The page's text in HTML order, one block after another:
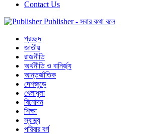
Contact Us
Publisher - সবার কথা বলে
প্রচ্ছদ
জাতীয়
রাজনীতি
অর্থনীতি ও বানির্জ্য
আন্তর্জাতিক
দেশজুড়ে
খেলাধুলা
বিনোদন
শিক্ষা
স্বাস্থ্য
পরিবার বর্গ